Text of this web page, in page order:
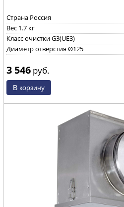
Страна Россия
Вес 1.7 кг
Класс очистки G3(UE3)
Диаметр отверстия Ø125
3 546 руб.